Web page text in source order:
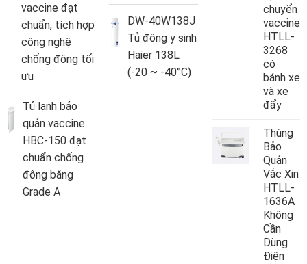
vaccine đạt
chuẩn, tích hợp
công nghệ
chống đông tối
ưu
Tủ lạnh bảo
quản vaccine
HBC-150 đạt
chuẩn chống
đông băng
Grade A
DW-40W138J
Tủ đông y sinh
Haier 138L
(-20 ~ -40°C)
chuyển
vaccine
HTLL-
3268
có
bánh xe
và xe
đẩy
Thùng
Bảo
Quản
Vắc Xin
HTLL-
1636A
Không
Cần
Dùng
Điện